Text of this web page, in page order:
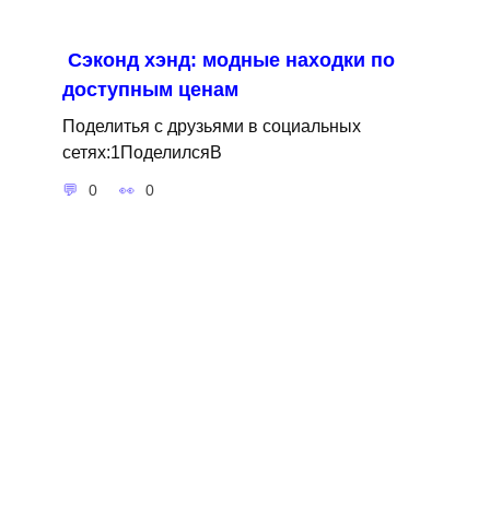
Сэконд хэнд: модные находки по
доступным ценам
Поделитья с друзьями в социальных
сетях:1ПоделилсяВ
0 0